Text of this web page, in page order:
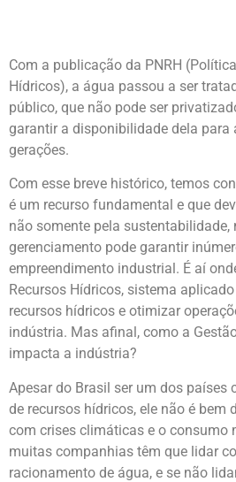
Com a publicação da PNRH
Hídricos), a água passou a ser
público, que não pode ser
garantir a disponibilidade dela para
gerações.
Com esse breve histórico, temos
é um recurso fundamental e que
não somente pela sustentabilidade,
gerenciamento pode garantir
empreendimento industrial. É aí
Recursos Hídricos, sistema
recursos hídricos e otimizar
indústria. Mas afinal, como a
impacta a indústria?
Apesar do Brasil ser um dos países
de recursos hídricos, ele não é bem
com crises climáticas e o consumo
muitas companhias têm que lidar
racionamento de água, e se não